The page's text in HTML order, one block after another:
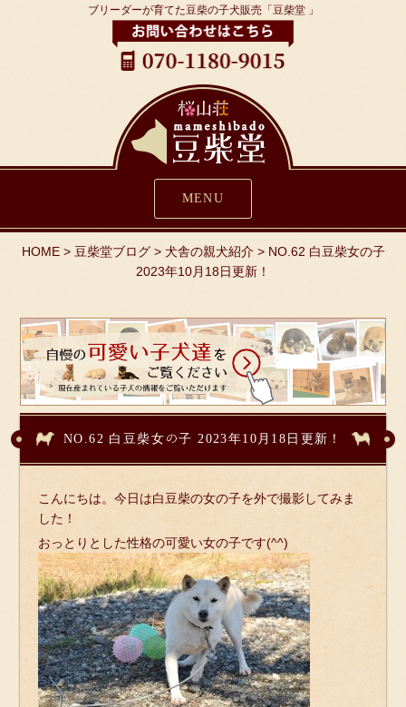
ブリーダーが育てた豆柴の子犬販売「豆柴堂 」
MENU
HOME> 豆柴堂ブログ> 犬舎の親犬紹介> NO.62 白豆柴女の子
2023年10月18日更新！
NO.62 白豆柴女の子 2023年10月18日更新！
こんにちは。今日は白豆柴の女の子を外で撮影してみま
した！
おっとりとした性格の可愛い女の子です(^^)